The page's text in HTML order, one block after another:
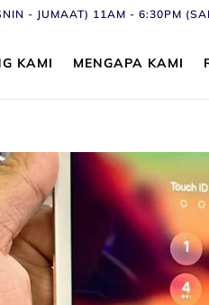
- JUMAAT) 11AM - 6:30PM
KAMI MENGAPA KAMI